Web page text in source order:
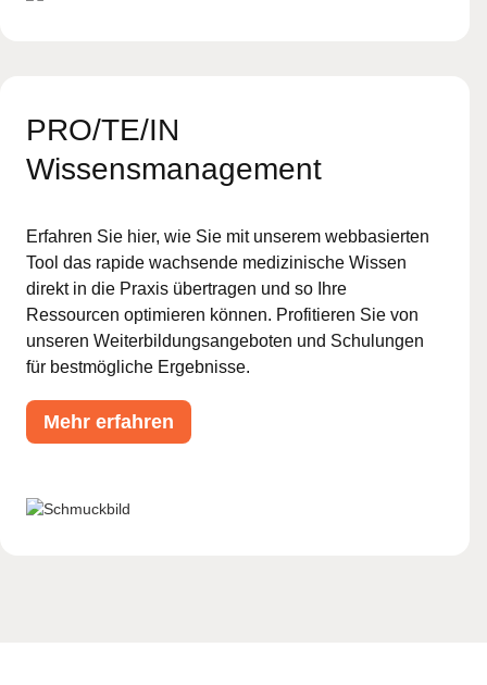
PRO/TE/IN
Wissensmanagement
Erfahren Sie hier, wie Sie mit unserem webbasierten
Tool das rapide wachsende medizinische Wissen
direkt in die Praxis übertragen und so Ihre
Ressourcen optimieren können. Profitieren Sie von
unseren Weiterbildungsangeboten und Schulungen
für bestmögliche Ergebnisse.
Mehr erfahren